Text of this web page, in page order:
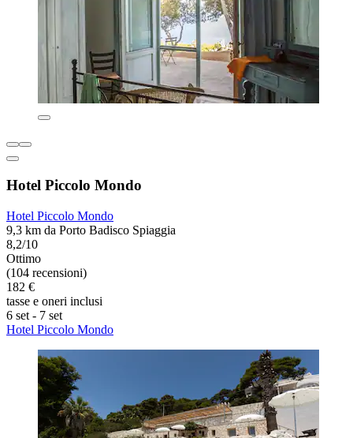
Hotel Piccolo Mondo
Hotel Piccolo Mondo
9,3 km da Porto Badisco Spiaggia
8,2/10
Ottimo
(104 recensioni)
182 €
tasse e oneri inclusi
6 set - 7 set
Hotel Piccolo Mondo